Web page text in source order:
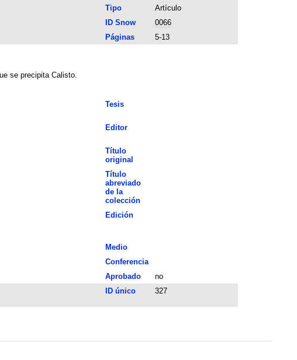
Tipo
Artículo
ID Snow
0066
Páginas
5-13
se precipita Calisto.
Tesis
Editor
Título
original
Título
abreviado
de la
colección
Edición
Medio
Conferencia
Aprobado
no
ID único 327